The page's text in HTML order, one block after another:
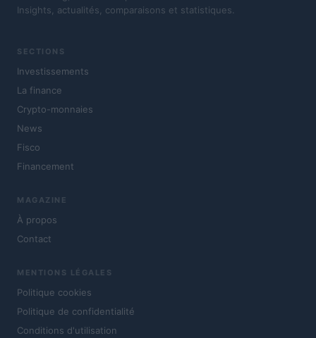
Insights, actualités, comparaisons et statistiques.
SECTIONS
Investissements
La finance
Crypto-monnaies
News
Fisco
Financement
MAGAZINE
À propos
Contact
MENTIONS LÉGALES
Politique cookies
Politique de confidentialité
Conditions d'utilisation